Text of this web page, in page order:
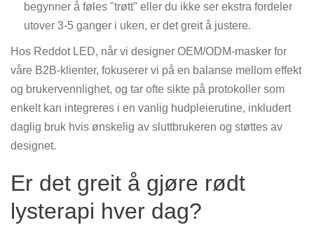
begynner å føles "trøtt" eller du ikke ser ekstra fordeler
utover 3-5 ganger i uken, er det greit å justere.
Hos Reddot LED, når vi designer OEM/ODM-masker for
våre B2B-klienter, fokuserer vi på en balanse mellom effekt
og brukervennlighet, og tar ofte sikte på protokoller som
enkelt kan integreres i en vanlig hudpleierutine, inkludert
daglig bruk hvis ønskelig av sluttbrukeren og støttes av
designet.
Er det greit å gjøre rødt
lysterapi hver dag?